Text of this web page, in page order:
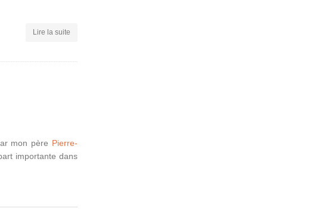
Lire la suite
mon père Pierre-
importante dans